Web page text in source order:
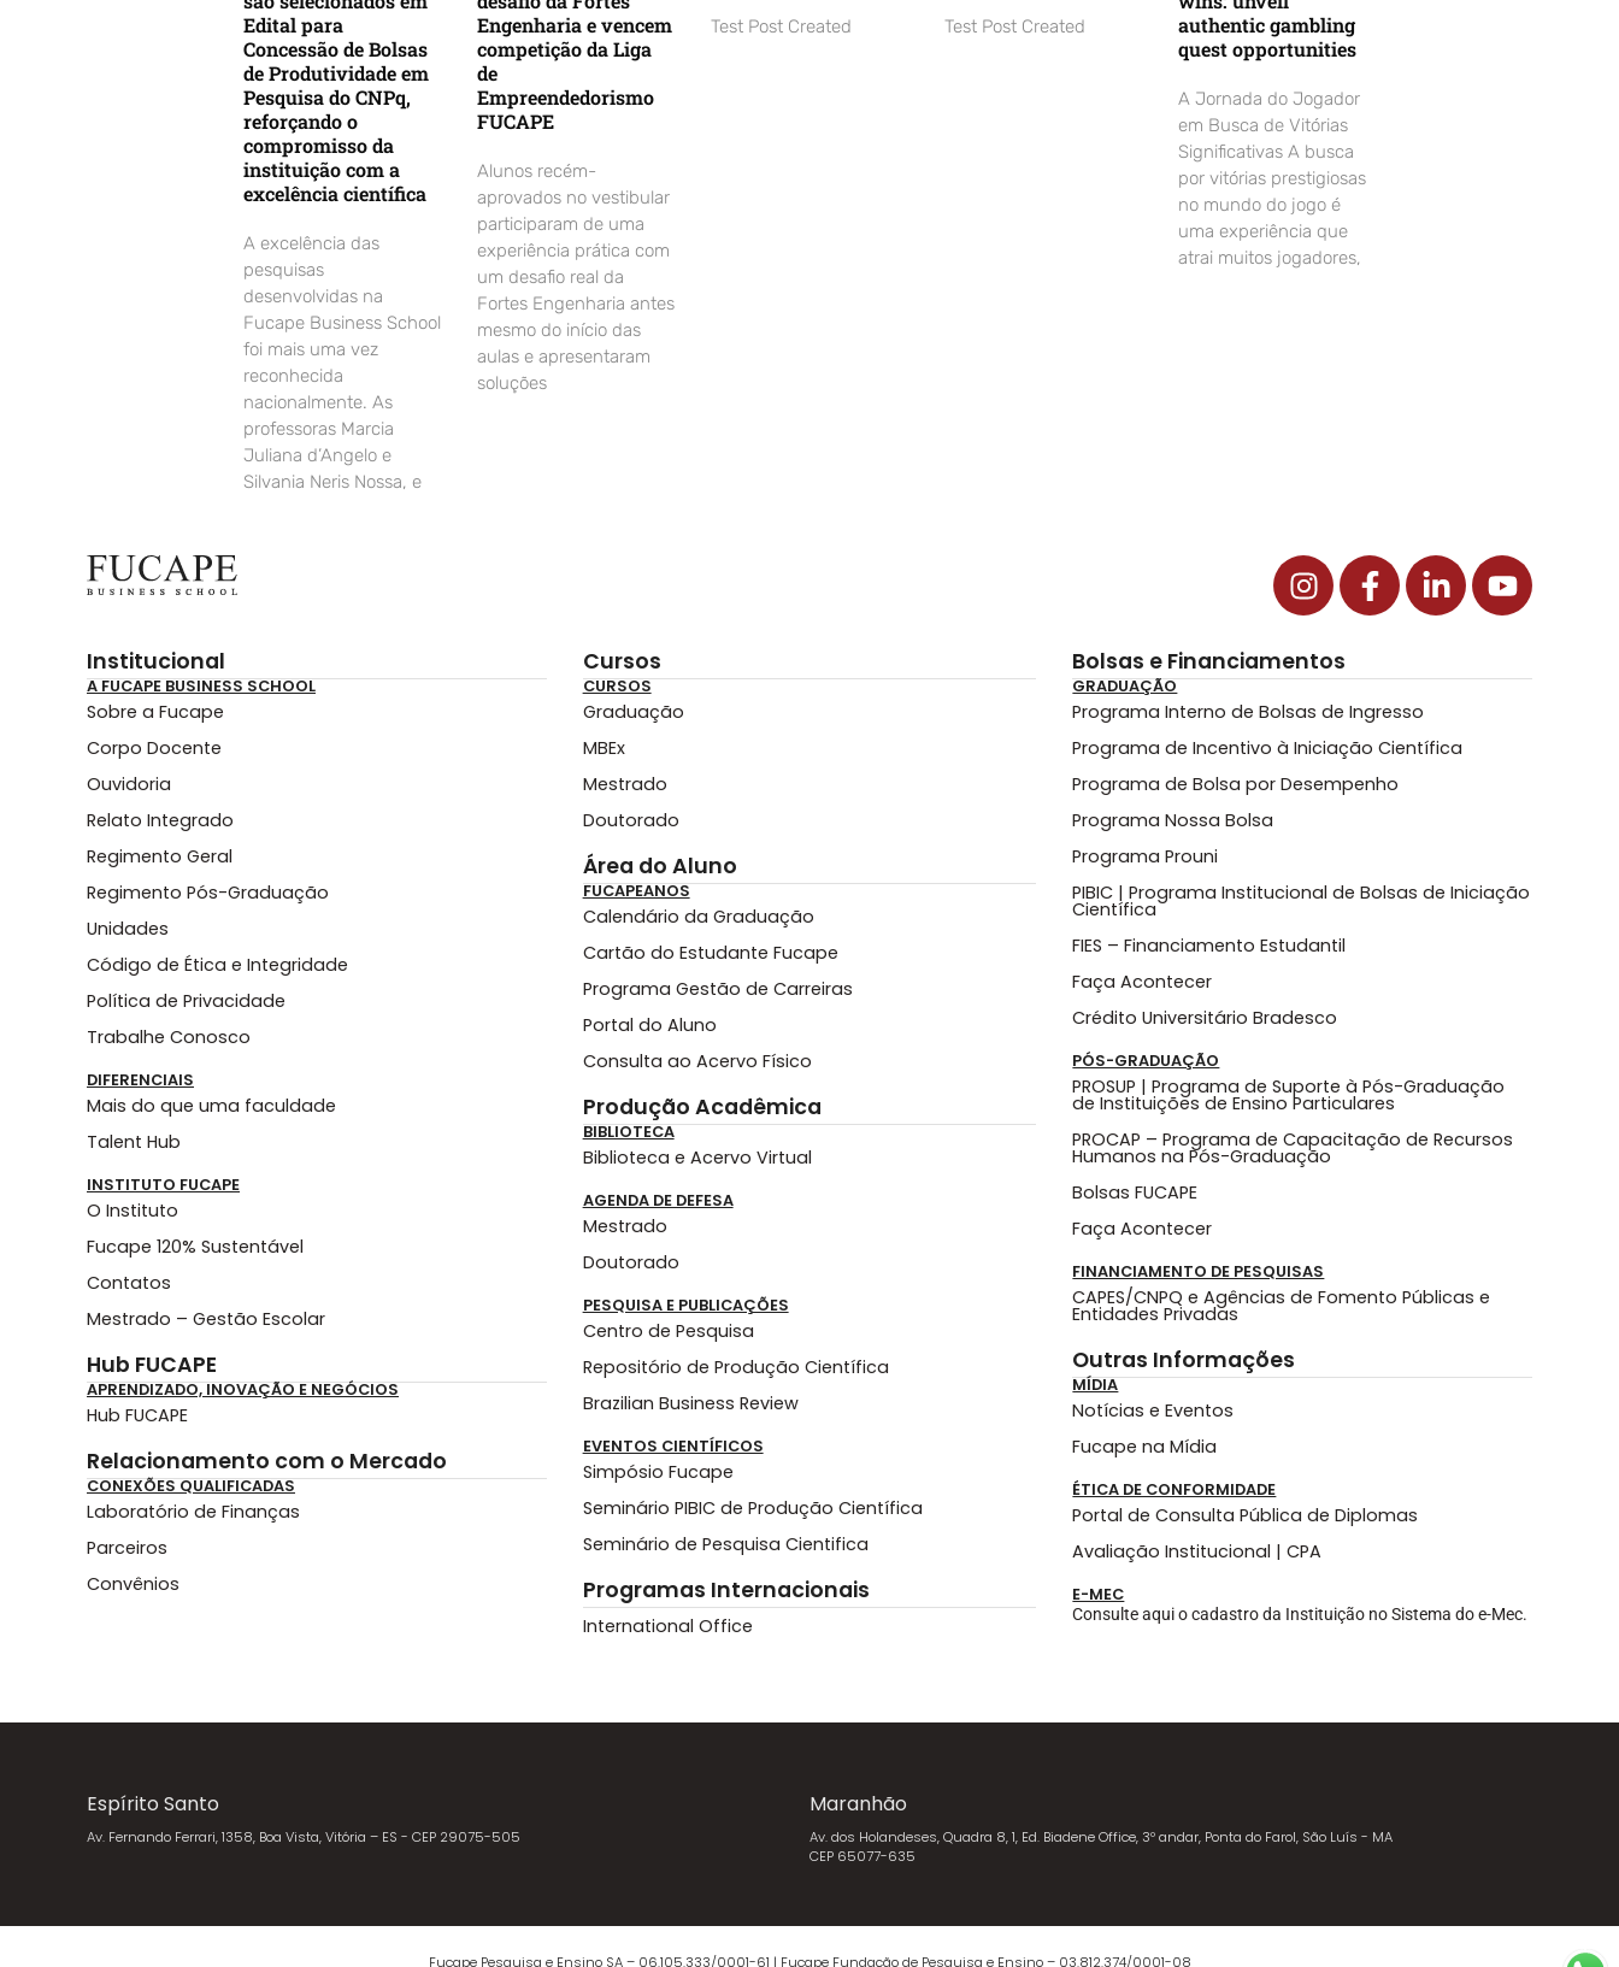
Edital para
Concessão de Bolsas
de Produtividade em
Pesquisa do CNPq,
reforçando o
compromisso da
instituição com a
excelência científica
A excelência das
pesquisas
desenvolvidas na
Fucape Business School
foi mais uma vez
reconhecida
nacionalmente. As
professoras Marcia
Juliana d’Angelo e
Silvania Neris Nossa, e
Engenharia e vencem
competição da Liga
de
Empreendedorismo
FUCAPE
Alunos recém-
aprovados no vestibular
participaram de uma
experiência prática com
um desafio real da
Fortes Engenharia antes
mesmo do início das
aulas e apresentaram
soluções
Test Post Created Test Post Created
authentic gambling
quest opportunities
A Jornada do Jogador
em Busca de Vitórias
Significativas A busca
por vitórias prestigiosas
no mundo do jogo é
uma experiência que
atrai muitos jogadores,
Institucional
A FUCAPE BUSINESS SCHOOL
Sobre a Fucape
Corpo Docente
Ouvidoria
Relato Integrado
Regimento Geral
Regimento Pós-Graduação
Unidades
Código de Ética e Integridade
Política de Privacidade
Trabalhe Conosco
DIFERENCIAIS
Mais do que uma faculdade
Talent Hub
INSTITUTO FUCAPE
O Instituto
Fucape 120% Sustentável
Contatos
Mestrado – Gestão Escolar
Hub FUCAPE
APRENDIZADO, INOVAÇÃO E NEGÓCIOS
Hub FUCAPE
Relacionamento com o Mercado
CONEXÕES QUALIFICADAS
Laboratório de Finanças
Parceiros
Convênios
Cursos
CURSOS
Graduação
MBEx
Mestrado
Doutorado
Área do Aluno
FUCAPEANOS
Calendário da Graduação
Cartão do Estudante Fucape
Programa Gestão de Carreiras
Portal do Aluno
Consulta ao Acervo Físico
Produção Acadêmica
BIBLIOTECA
Biblioteca e Acervo Virtual
AGENDA DE DEFESA
Mestrado
Doutorado
PESQUISA E PUBLICAÇÕES
Centro de Pesquisa
Repositório de Produção Científica
Brazilian Business Review
EVENTOS CIENTÍFICOS
Simpósio Fucape
Seminário PIBIC de Produção Científica
Seminário de Pesquisa Cientifica
Programas Internacionais
International Office
Bolsas e Financiamentos
GRADUAÇÃO
Programa Interno de Bolsas de Ingresso
Programa de Incentivo à Iniciação Científica
Programa de Bolsa por Desempenho
Programa Nossa Bolsa
Programa Prouni
PIBIC | Programa Institucional de Bolsas de Iniciação
Científica
FIES – Financiamento Estudantil
Faça Acontecer
Crédito Universitário Bradesco
PÓS-GRADUAÇÃO
PROSUP | Programa de Suporte à Pós-Graduação
de Instituições de Ensino Particulares
PROCAP – Programa de Capacitação de Recursos
Humanos na Pós-Graduação
Bolsas FUCAPE
Faça Acontecer
FINANCIAMENTO DE PESQUISAS
CAPES/CNPQ e Agências de Fomento Públicas e
Entidades Privadas
Outras Informações
MÍDIA
Notícias e Eventos
Fucape na Mídia
ÉTICA DE CONFORMIDADE
Portal de Consulta Pública de Diplomas
Avaliação Institucional | CPA
E-MEC
Consulte aqui o cadastro da Instituição no Sistema do e-Mec.
Espírito Santo
Av. Fernando Ferrari, 1358, Boa Vista, Vitória – ES - CEP 29075-505
Maranhão
Av. dos Holandeses, Quadra 8, 1, Ed. Biadene Office, 3º andar, Ponta do Farol, São Luís - MA
CEP 65077-635
Fucape Pesquisa e Ensino SA – 06.105.333/0001-61 | Fucape Fundação de Pesquisa e Ensino – 03.812.374/0001-08